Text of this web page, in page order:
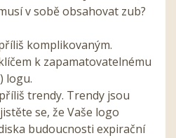
v sobě obsahovat zub?
komplikovaným.
k zapamatovatelnému
logu.
trendy. Trendy jsou
se, že Vaše logo
budoucnosti expirační